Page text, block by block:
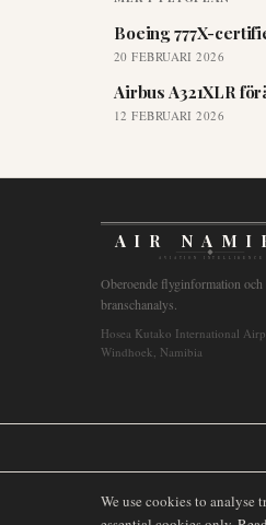
Boeing 777X-
20 FEBRUARI 2026
Airbus A321XLR
12 FEBRUARI 2026
AIR
AVIATION INTELLIGENCE
Oberoende flyginformation och
branschanalys.
Hosea Kutako International
Windhoek, Namibia
We use cookies to analyse